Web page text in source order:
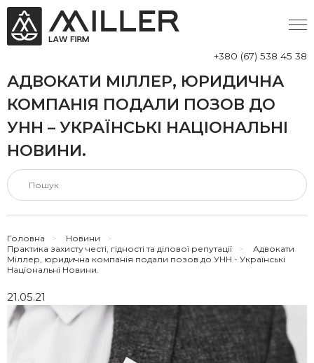
+380 (67) 538 45 38
АДВОКАТИ МІЛЛЕР, ЮРИДИЧНА
КОМПАНІЯ ПОДАЛИ ПОЗОВ ДО
УНН – УКРАЇНСЬКІ НАЦІОНАЛЬНІ
НОВИНИ.
Головна > Новини
>
Практика захисту честі, гідності та ділової репутації
>
Адвокати
Міллер, юридична компанія подали позов до УНН - Українські
Національні Новини.
21.05.21